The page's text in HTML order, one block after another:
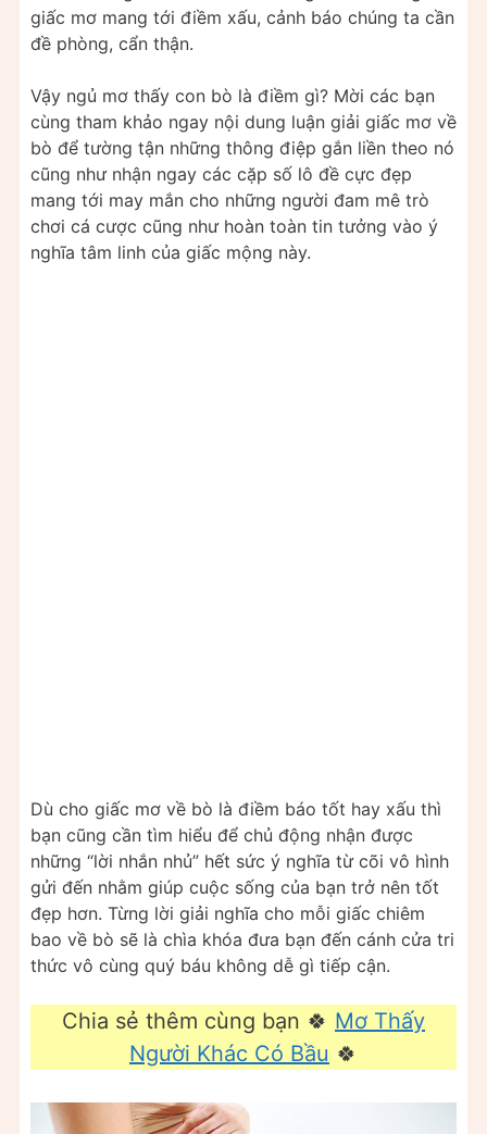
giấc mơ mang tới điềm xấu, cảnh báo chúng ta cần
đề phòng, cẩn thận.
Vậy ngủ mơ thấy con bò là điềm gì? Mời các bạn
cùng tham khảo ngay nội dung luận giải giấc mơ về
bò để tường tận những thông điệp gắn liền theo nó
cũng như nhận ngay các cặp số lô đề cực đẹp
mang tới may mắn cho những người đam mê trò
chơi cá cược cũng như hoàn toàn tin tưởng vào ý
nghĩa tâm linh của giấc mộng này.
Dù cho giấc mơ về bò là điềm báo tốt hay xấu thì
bạn cũng cần tìm hiểu để chủ động nhận được
những “lời nhắn nhủ” hết sức ý nghĩa từ cõi vô hình
gửi đến nhằm giúp cuộc sống của bạn trở nên tốt
đẹp hơn. Từng lời giải nghĩa cho mỗi giấc chiêm
bao về bò sẽ là chìa khóa đưa bạn đến cánh cửa tri
thức vô cùng quý báu không dễ gì tiếp cận.
Chia sẻ thêm cùng bạn 🍀 Mơ Thấy
Người Khác Có Bầu 🍀